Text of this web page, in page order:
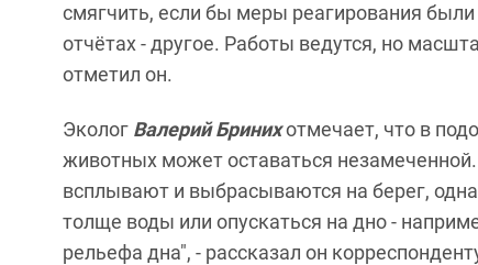
смягчить, если бы меры реагирования
отчётах - другое. Работы ведутся, но
отметил он.
Эколог Валерий Бринихотмечает, что в
животных может оставаться
всплывают и выбрасываются на берег,
толще воды или опускаться на дно -
рельефа дна", - рассказал он